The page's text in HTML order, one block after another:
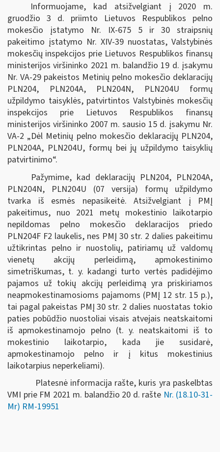
Informuojame, kad atsižvelgiant į 2020 m.
gruodžio 3 d. priimto Lietuvos Respublikos pelno
mokesčio įstatymo Nr. IX-675 5 ir 30 straipsnių
pakeitimo įstatymo Nr. XIV-39 nuostatas, Valstybinės
mokesčių inspekcijos prie Lietuvos Respublikos finansų
ministerijos viršininko 2021 m. balandžio 19 d. įsakymu
Nr. VA-29 pakeistos Metinių pelno mokesčio deklaracijų
PLN204, PLN204A, PLN204N, PLN204U formų
užpildymo taisyklės, patvirtintos Valstybinės mokesčių
inspekcijos prie Lietuvos Respublikos finansų
ministerijos viršininko 2007 m. sausio 15 d. įsakymu Nr.
VA-2 „Dėl Metinių pelno mokesčio deklaracijų PLN204,
PLN204A, PLN204U, formų bei jų užpildymo taisyklių
patvirtinimo“.
Pažymime, kad deklaracijų PLN204, PLN204A,
PLN204N, PLN204U (07 versija) formų užpildymo
tvarka iš esmės nepasikeitė. Atsižvelgiant į PMĮ
pakeitimus, nuo 2021 metų mokestinio laikotarpio
nepildomas pelno mokesčio deklaracijos priedo
PLN204F F2 laukelis, nes PMĮ 30 str. 2 dalies pakeitimu
užtikrintas pelno ir nuostolių, patiriamų už valdomų
vienetų akcijų perleidimą, apmokestinimo
simetriškumas, t. y. kadangi turto vertės padidėjimo
pajamos už tokių akcijų perleidimą yra priskiriamos
neapmokestinamosioms pajamoms (PMĮ 12 str. 15 p.),
tai pagal pakeistas PMĮ 30 str. 2 dalies nuostatas tokio
paties pobūdžio nuostoliai visais atvejais neatskaitomi
iš apmokestinamojo pelno (t. y. neatskaitomi iš to
mokestinio laikotarpio, kada jie susidarė,
apmokestinamojo pelno ir į kitus mokestinius
laikotarpius neperkeliami).
Platesnė informacija rašte, kuris yra paskelbtas
VMI prie FM 2021 m. balandžio 20 d. rašte Nr. (18.10-31-
Mr) RM-19951